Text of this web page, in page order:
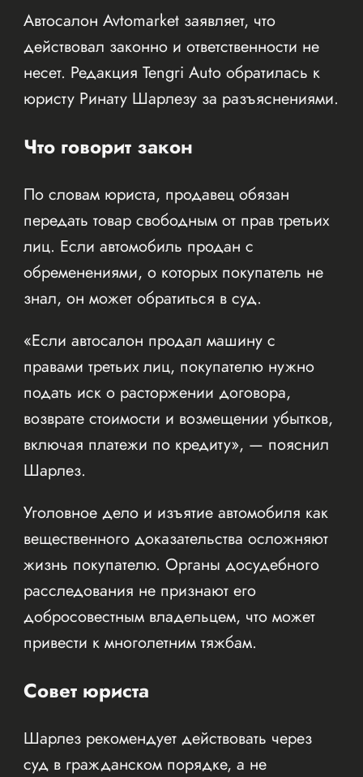
Автосалон Avtomarket заявляет, что
действовал законно и ответственности не
несет. Редакция Tengri Auto обратилась к
юристу Ринату Шарлезу за разъяснениями.
Что говорит закон
По словам юриста, продавец обязан
передать товар свободным от прав третьих
лиц. Если автомобиль продан с
обременениями, о которых покупатель не
знал, он может обратиться в суд.
«Если автосалон продал машину с
правами третьих лиц, покупателю нужно
подать иск о расторжении договора,
возврате стоимости и возмещении убытков,
включая платежи по кредиту», — пояснил
Шарлез.
Уголовное дело и изъятие автомобиля как
вещественного доказательства осложняют
жизнь покупателю. Органы досудебного
расследования не признают его
добросовестным владельцем, что может
привести к многолетним тяжбам.
Совет юриста
Шарлез рекомендует действовать через
суд в гражданском порядке, а не